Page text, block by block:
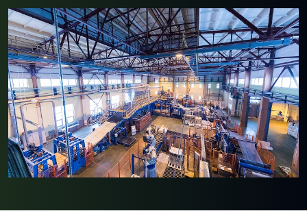
Papéis mata borrão
Papel 180 Gramas
Papel 250 Gramas
Papel 650 Gramas
Papel 80 Gramas